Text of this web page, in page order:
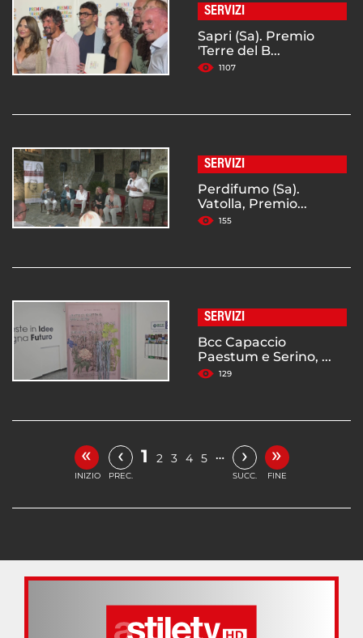
SERVIZI
Sapri (Sa). Premio
'Terre del B...
1107
SERVIZI
Perdifumo (Sa).
Vatolla, Premio...
155
SERVIZI
Bcc Capaccio
Paestum e Serino, ...
129
«
INIZIO
‹
PREC.
1 2 3 4 5 … ›
SUCC.
»
FINE